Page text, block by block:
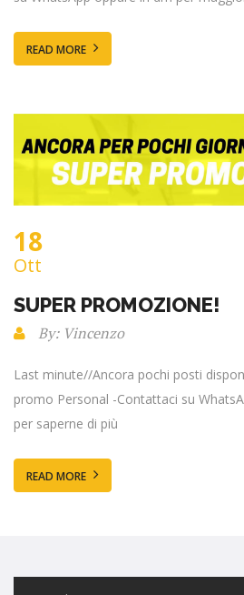
READ MORE
18
Ott
SUPER PROMOZIONE!
By: Vincenzo
Last minute//Ancora pochi posti
promo Personal -Contattaci su
per saperne di più
READ MORE